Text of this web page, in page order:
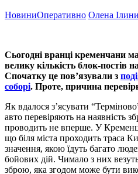
НовиниОперативно Олена
Сьогодні вранці кременчани
велику кількість блок-постів
Спочатку це пов’язували з
соборі. Проте, причина
Як вдалося з’ясувати
авто перевіряють на наявність
проводить не вперше. У
що біля міста проходить траса
значення, якою їдуть багато
бойових дій. Чимало з них
зброю, яка згодом може бути